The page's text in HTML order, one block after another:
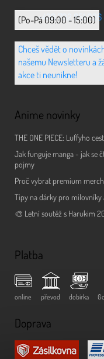
+420 702 851 036
(Po-Pá 09:00 - 15:00)
Chceš vědět o
našemu Newsletteru a
akce ti neunikne!
Anime novinky
THE ONE PIECE: Luffyho
Jak funguje manga - jak se
pojmy
Proč vybrat premium
Tipy na dárky pro milovníky
🎨 Letní soutěž s Harukim
Platba
online převod dobírka
Doprava